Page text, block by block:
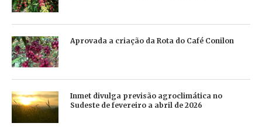
Aprovada a criação da Rota do Café Conilon
Inmet divulga previsão agroclimática no
Sudeste de fevereiro a abril de 2026